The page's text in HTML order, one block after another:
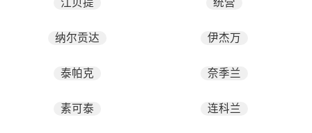
江贝提 统营
纳尔贡达 伊杰万
泰帕克 奈季兰
素可泰 连科兰